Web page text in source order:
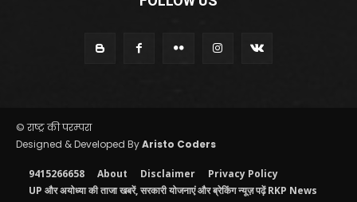
© राष्ट्र की परम्परा
Designed & Developed ByAristo Coders
9415266658 About Disclaimer
Privacy Policy
UP और अयोध्या की ताजा खबरें, सरकारी योजनाएं और ब्रेकिंग न्यूज़ पढ़ें RKP News